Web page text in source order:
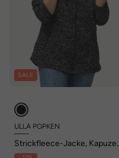
SALE
ULLA POPKEN
Strickfleece-Jacke, Kapuze,
Reißverschlusstaschen